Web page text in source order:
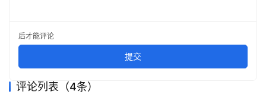
后才能评论
提交
评论列表（4条）